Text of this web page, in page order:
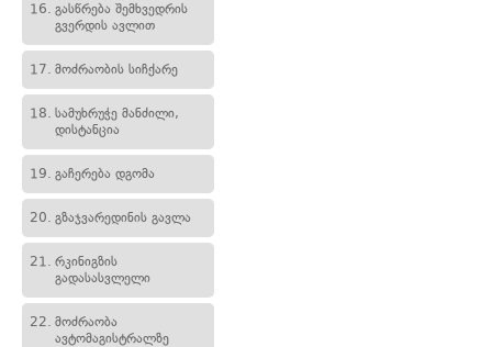
16. გასწრება შემხვედრის
გვერდის ავლით
17. მოძრაობის სიჩქარე
18. სამუხრუჭე მანძილი,
დისტანცია
19. გაჩერება დგომა
20. გზაჯვარედინის გავლა
21. რკინიგზის
გადასასვლელი
22. მოძრაობა
ავტომაგისტრალზე